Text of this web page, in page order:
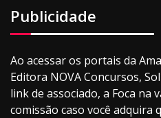
Publicidade
Ao acessar os portais da
Editora NOVA Concursos,
link de associado, a Foca na
comissão caso você adquira